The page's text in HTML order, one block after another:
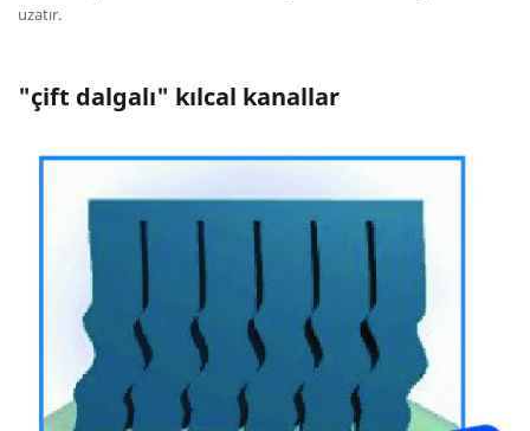
uzatır.
"çift dalgalı" kılcal kanallar